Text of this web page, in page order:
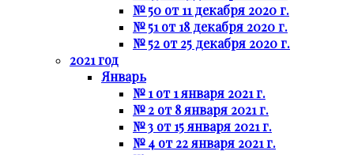
№ 50 от 11 декабря 2020 г.
№ 51 от 18 декабря 2020 г.
№ 52 от 25 декабря 2020 г.
2021 год
Январь
№ 1 от 1 января 2021 г.
№ 2 от 8 января 2021 г.
№ 3 от 15 января 2021 г.
№ 4 от 22 января 2021 г.